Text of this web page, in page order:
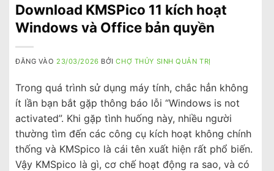
Download KMSPico 11 kích hoạt
Windows và Office bản quyền
ĐĂNG VÀO 23/03/2026 BỞICHỢ THỦY SINH QUẢN TRỊ
Trong quá trình sử dụng máy tính, chắc hẳn không
ít lần bạn bắt gặp thông báo lỗi “Windows is not
activated”. Khi gặp tình huống này, nhiều người
thường tìm đến các công cụ kích hoạt không chính
thống và KMSpico là cái tên xuất hiện rất phổ biến.
Vậy KMSpico là gì, cơ chế hoạt động ra sao, và có